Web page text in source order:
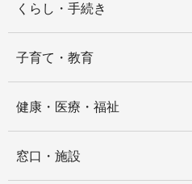
くらし・手続き
子育て・教育
健康・医療・福祉
窓口・施設